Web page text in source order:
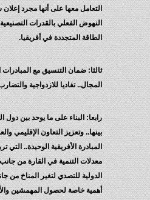
التعامل معها على أنها مجرد إعلان
النهوض الفعلي بالقدرات التصنيعية
الطاقة المتجددة في أفريقيا.
ثالثا: ضمان التنسيق مع المبادرات
المجال.. تفاديا للازدواجية والتضارب.
رابعا: البناء على ما يوحد بين دول
بينها.. وتعزيز التعاون الإقليمي
المبادرة الأفريقية الوحيدة.. التي
معدلات التنمية في القارة من
الدولية للتصدي لتغير المناخ من
أهمية خاصة لحصول المهمشين